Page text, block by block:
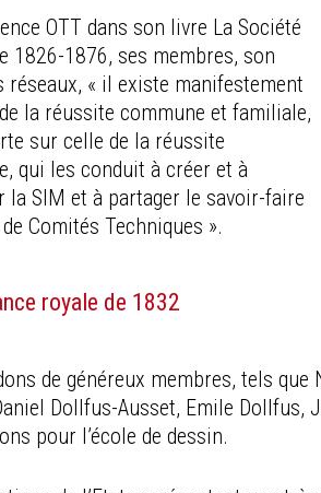
OTT dans son livre La Société
1826-1876, ses membres, son
réseaux, « il existe manifestement
la réussite commune et familiale,
sur celle de la réussite
qui les conduit à créer et à
la SIM et à partager le savoir-faire
Comités Techniques ».
royale de 1832
de généreux membres, tels
Dollfus-Ausset, Emile
pour l’école de dessin.